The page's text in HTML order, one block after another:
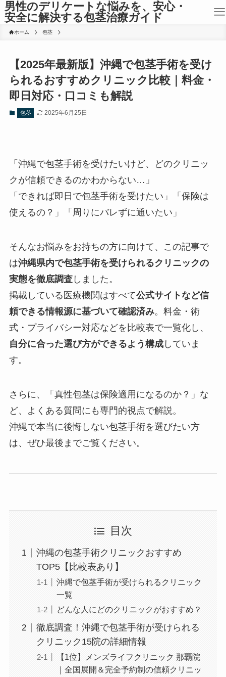
男性のデリケートな悩みを、安心・
安全に解決する包茎治療ガイド
ホーム 包茎
【2025年最新版】沖縄で包茎手術を受け
られるおすすめクリニック比較｜料金・
即日対応・口コミも解説
包茎 2025年6月25日
「沖縄で包茎手術を受けたいけど、どのクリニッ
クが信頼できるのかわからない…」
「できれば即日で包茎手術を受けたい」「保険は
使えるの？」「周りにバレずに通いたい」
そんなお悩みをお持ちの方に向けて、この記事で
は沖縄県内で包茎手術を受けられるクリニックの
実態を徹底調査しました。
掲載している医療機関はすべて公式サイトなど信
頼できる情報源に基づいて確認済み。料金・術
式・プライバシー対応などを比較表で一覧化し、
自分に合った選び方ができるよう構成していま
す。
さらに、「真性包茎は保険適用になるのか？」な
ど、よくある質問にも専門的視点で解説。
沖縄で本当に後悔しない包茎手術を選びたい方
は、ぜひ最後までご覧ください。
目次
沖縄の包茎手術クリニックおすすめ
TOP5【比較表あり】
沖縄で包茎手術が受けられるクリニック
一覧
どんな人にどのクリニックがおすすめ？
徹底調査！沖縄で包茎手術が受けられる
クリニック15院の詳細情報
【1位】メンズライフクリニック 那覇院
｜全国展開＆完全予約制の信頼クリニッ